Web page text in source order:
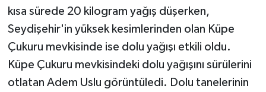
kısa sürede 20 kilogram yağış düşerken,
Seydişehir'in yüksek kesimlerinden olan Küpe
Çukuru mevkisinde ise dolu yağışı etkili oldu.
Küpe Çukuru mevkisindeki dolu yağışını sürülerini
otlatan Adem Uslu görüntüledi. Dolu tanelerinin
HABERDE İNSAN
İNSAN
İş Dünyası